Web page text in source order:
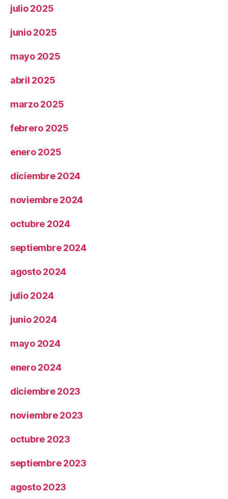
julio 2025
junio 2025
mayo 2025
abril 2025
marzo 2025
febrero 2025
enero 2025
diciembre 2024
noviembre 2024
octubre 2024
septiembre 2024
agosto 2024
julio 2024
junio 2024
mayo 2024
enero 2024
diciembre 2023
noviembre 2023
octubre 2023
septiembre 2023
agosto 2023